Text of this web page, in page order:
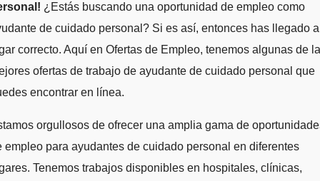
¿Estás buscando una oportunidad de empleo como
de cuidado personal? Si es así, entonces has llegado
correcto. Aquí en Ofertas de Empleo, tenemos algunas de
ofertas de trabajo de ayudante de cuidado personal que
encontrar en línea.
orgullosos de ofrecer una amplia gama de
empleo para ayudantes de cuidado personal en diferentes
Tenemos trabajos disponibles en hospitales, clínicas,